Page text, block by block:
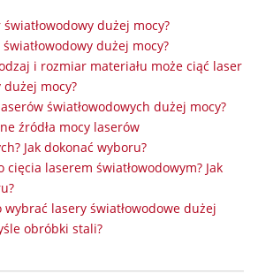
dużej mocy?
światłowodowy dużej mocy?
i rozmiar materiału może ciąć laser
dużej mocy?
światłowodowych dużej mocy?
źródła mocy laserów
Jak dokonać wyboru?
cięcia laserem światłowodowym? Jak
wybrać lasery światłowodowe dużej
obróbki stali?